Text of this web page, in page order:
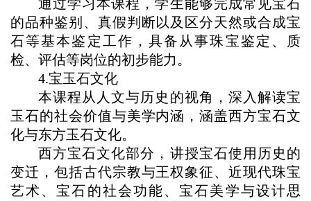
通过学习本课程，学生能够完成常见宝石
的品种鉴别、真假判断以及区分天然或合成宝
石等基本鉴定工作，具备从事珠宝鉴定、质
检、评估等岗位的初步能力。
4.宝玉石文化
本课程从人文与历史的视角，深入解读宝
玉石的社会价值与美学内涵，涵盖西方宝石文
化与东方玉石文化。
西方宝石文化部分，讲授宝石使用历史的
变迁，包括古代宗教与王权象征、近现代珠宝
艺术、宝石的社会功能、宝石美学与设计思